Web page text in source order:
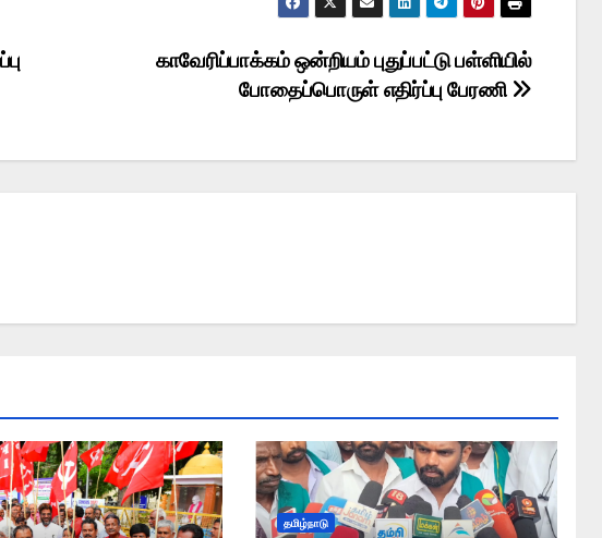
காவேரிப்பாக்கம் ஒன்றியம் புதுப்பட்டு பள்ளியில்
போதைப்பொருள் எதிர்ப்பு பேரணி
தமிழ்நாடு